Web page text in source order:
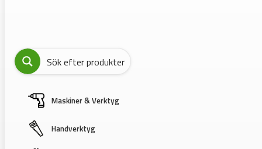
Maskiner & Verktyg
Handverktyg